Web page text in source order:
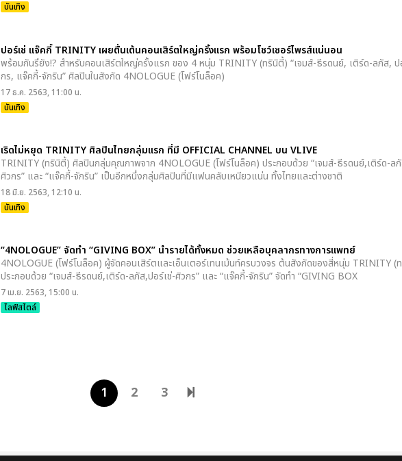
บันเทิง
ปอร์เช่ แจ๊คกี้ TRINITY เผยตื่นเต้นคอนเสิร์ตใหญ่ครั้งแรก พร้อมโชว์เซอร์ไพรส์แน่นอน
พร้อมกันรึยัง!? สำหรับคอนเสิร์ตใหญ่ครั้งแรก ของ 4 หนุ่ม TRINITY (ทรินิตี้) “เจมส์-ธีรดนย์, เติร์ด-ลภัส, ป
กร, แจ๊คกี้-จักริน” ศิลปินในสังกัด 4NOLOGUE (โฟร์โนล็อค)
17 ธ.ค. 2563, 11:00 น.
บันเทิง
เริดไม่หยุด TRINITY ศิลปินไทยกลุ่มแรก ที่มี OFFICIAL CHANNEL บน VLIVE
TRINITY (ทรินิตี้) ศิลปินกลุ่มคุณภาพจาก 4NOLOGUE (โฟร์โนล็อค) ประกอบด้วย “เจมส์-ธีรดนย์,เติร์ด-ล
ศิวกร” และ “แจ๊คกี้-จักริน” เป็นอีกหนึ่งกลุ่มศิลปินที่มีแฟนคลับเหนียวแน่น ทั้งไทยและต่างชาติ
18 มิ.ย. 2563, 12:10 น.
บันเทิง
“4NOLOGUE” จัดทำ “GIVING BOX” นำรายได้ทั้งหมด ช่วยเหลือบุคลากรทางการแพทย์
4NOLOGUE (โฟร์โนล็อค) ผู้จัดคอนเสิร์ตและเอ็นเตอร์เทนเม้นท์ครบวงจร ต้นสังกัดของสี่หนุ่ม TRINITY (
ประกอบด้วย “เจมส์-ธีรดนย์,เติร์ด-ลภัส,ปอร์เช่-ศิวกร” และ “แจ๊คกี้-จักริน” จัดทำ “GIVING BOX
7 เม.ย. 2563, 15:00 น.
ไลฟ์สไตล์
1 2 3